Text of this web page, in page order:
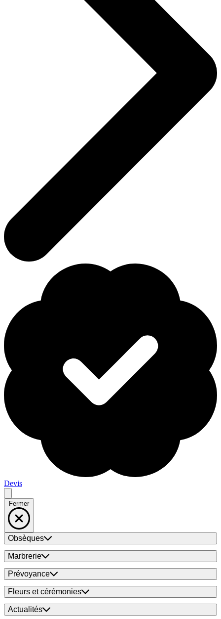
Devis
Fermer
Obsèques
Marbrerie
Prévoyance
Fleurs et cérémonies
Actualités